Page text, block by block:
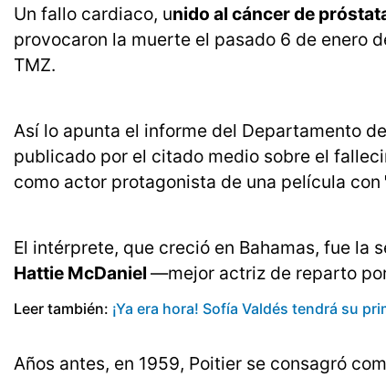
Un fallo cardiaco, unido al cáncer de
provocaron la muerte el pasado 6 de enero
TMZ.
Así lo apunta el informe del Departamento
publicado por el citado medio sobre el
como actor protagonista de una película con
El intérprete, que creció en Bahamas, fue la
Hattie McDaniel —mejor actriz de reparto
Leer también: ¡Ya era hora! Sofía Valdés tendrá su
Años antes, en 1959, Poitier se consagró